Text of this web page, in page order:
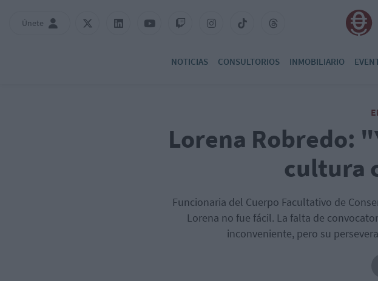
Únete
NOTICIAS CONSULTORIOS INMOBILIARIO
Lorena Robredo:
cultura
Funcionaria del Cuerpo Facultativo de
Lorena no fue fácil. La falta de
inconveniente, pero su